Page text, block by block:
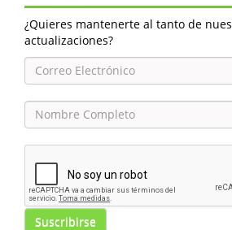
¿Quieres mantenerte al tanto de
actualizaciones?
Suscribirse